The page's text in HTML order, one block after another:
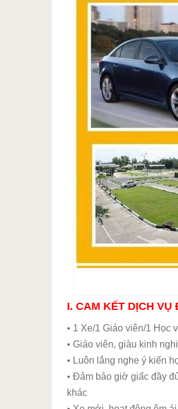
I. CAM KẾT DỊCH VỤ
• 1 Xe/1 Giáo viên/1 Học
• Giáo viên, giàu kinh
• Luôn lắng nghe ý kiến
• Đảm bảo giờ giấc đầy
khác